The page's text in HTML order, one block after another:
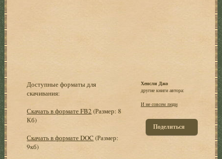
Доступные форматы для
скачивания:
Скачать в формате FB2 (Размер: 8
Кб)
Скачать в формате DOC (Размер:
9кб)
Хенсли Джо
другие книги автора:
И не совсем люди
Поделиться